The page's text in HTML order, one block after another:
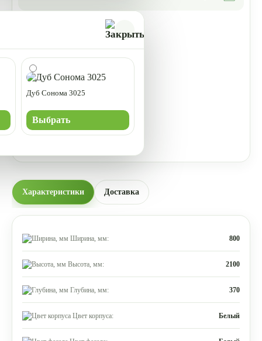
Дуб Сонома 3025
Выбрать
Характеристики Доставка
Ширина, мм: 800
Высота, мм: 2100
Глубина, мм: 370
Цвет корпуса: Белый